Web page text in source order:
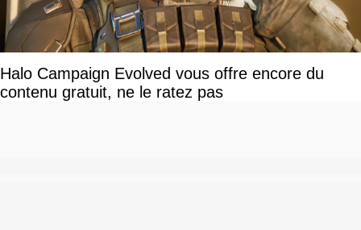
Halo Campaign Evolved vous offre encore du
contenu gratuit, ne le ratez pas